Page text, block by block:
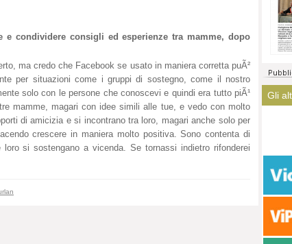
e condividere consigli ed esperienze tra mamme, dopo
ma credo che Facebook se usato in maniera corretta puÃ²
per situazioni come i gruppi di sostegno, come il nostro
solo con le persone che conoscevi e quindi era tutto piÃ¹
mamme, magari con idee simili alle tue, e vedo con molto
di amicizia e si incontrano tra loro, magari anche solo per
crescere in maniera molto positiva. Sono contenta di
si sostengano a vicenda. Se tornassi indietro rifonderei
Gli